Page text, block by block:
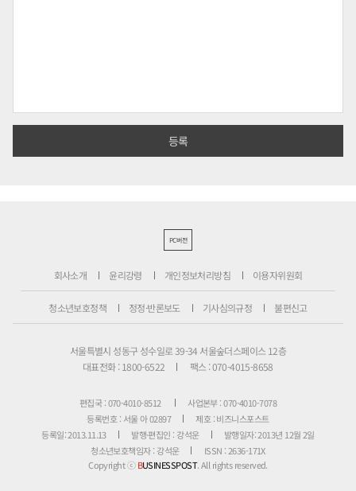
PC버전
회사소개 윤리강령 개인정보처리방침 이용자위원회
청소년보호정책 정정·반론보도 기사심의규정 불편신고
서울특별시 성동구 성수일로 39-34 서울숲더스페이스 12층
대표전화 : 1800-6522
팩스 : 070-4015-8658
편집국 : 070-4010-8512
사업본부 : 070-4010-7078
등록번호 : 서울 아 02897
제호 : 비즈니스포스트
등록일: 2013.11.13
발행·편집인 : 강석운
발행일자: 2013년 12월 2일
청소년보호책임자 : 강석운
ISSN : 2636-171X
Copyright ⓒBUSINESSPOST. All rights reserved.